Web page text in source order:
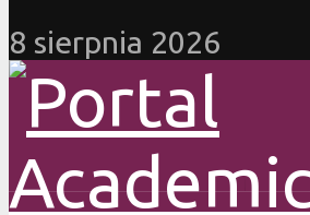
8 sierpnia 2026